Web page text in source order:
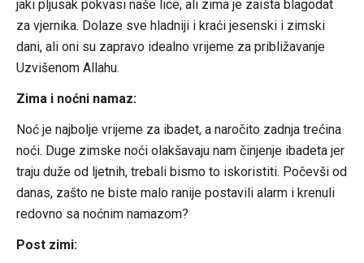
jaki pljusak pokvasi naše lice, ali zima je zaista blagodat
za vjernika. Dolaze sve hladniji i kraći jesenski i zimski
dani, ali oni su zapravo idealno vrijeme za približavanje
Uzvišenom Allahu.
Zima i noćni namaz:
Noć je najbolje vrijeme za ibadet, a naročito zadnja trećina
noći. Duge zimske noći olakšavaju nam činjenje ibadeta jer
traju duže od ljetnih, trebali bismo to iskoristiti. Počevši od
danas, zašto ne biste malo ranije postavili alarm i krenuli
redovno sa noćnim namazom?
Post zimi: